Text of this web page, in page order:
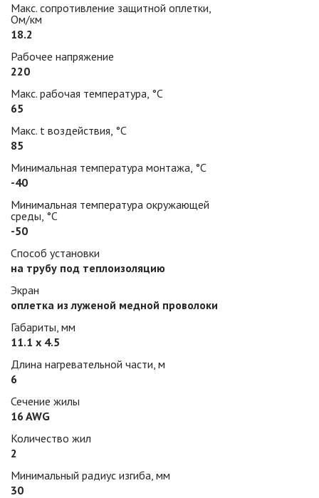
Макс. сопротивление защитной оплетки,
Ом/км
18.2
Рабочее напряжение
220
Макс. рабочая температура, °С
65
Макс. t воздействия, °С
85
Минимальная температура монтажа, °С
-40
Минимальная температура окружающей
среды, °С
-50
Способ установки
на трубу под теплоизоляцию
Экран
оплетка из луженой медной проволоки
Габариты, мм
11.1 х 4.5
Длина нагревательной части, м
6
Сечение жилы
16 AWG
Количество жил
2
Минимальный радиус изгиба, мм
30